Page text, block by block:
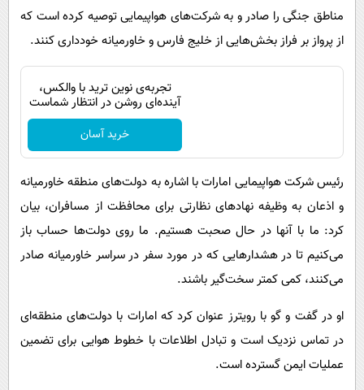
مناطق جنگی را صادر و به شرکت‌های هواپیمایی توصیه کرده است که
از پرواز بر فراز بخش‌هایی از خلیج فارس و خاورمیانه خودداری کنند.
تجربه‌ی نوین ترید با والکس،
آینده‌ای روشن در انتظار شماست
خرید آسان
رئیس شرکت هواپیمایی امارات با اشاره به دولت‌های منطقه خاورمیانه
و اذعان به وظیفه نهادهای نظارتی برای محافظت از مسافران، بیان
کرد: ما با آنها در حال صحبت هستیم. ما روی دولت‌ها حساب باز
می‌کنیم تا در هشدارهایی که در مورد سفر در سراسر خاورمیانه صادر
می‌کنند، کمی کمتر سخت‌گیر باشند.
او در گفت و گو با رویترز عنوان کرد که امارات با دولت‌های منطقه‌ای
در تماس نزدیک است و تبادل اطلاعات با خطوط هوایی برای تضمین
عملیات ایمن گسترده است.